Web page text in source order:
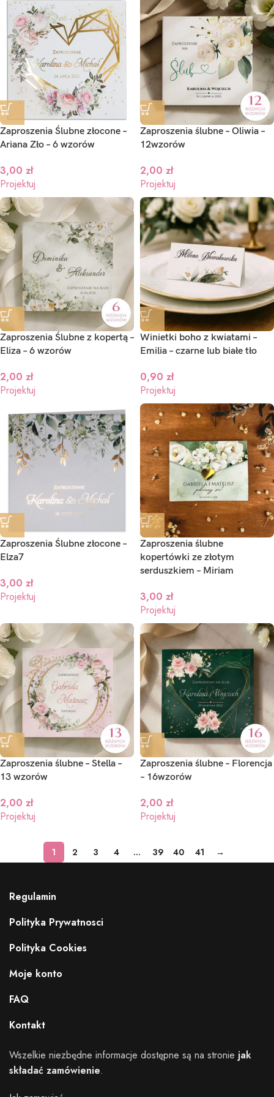
Zaproszenia Ślubne złocone –
Ariana Zło – 6 wzorów
3,00 zł
Projektuj
Zaproszenia ślubne – Oliwia –
12wzorów
2,00 zł
Projektuj
Zaproszenia Ślubne z kopertą –
Eliza – 6 wzorów
2,00 zł
Projektuj
Winietki boho z kwiatami –
Emilia – czarne lub białe tło
0,90 zł
Projektuj
Zaproszenia Ślubne złocone –
Elza7
3,00 zł
Projektuj
Zaproszenia ślubne
kopertówki ze złotym
serduszkiem – Miriam
3,00 zł
Projektuj
Zaproszenia ślubne – Stella –
13 wzorów
2,00 zł
Projektuj
Zaproszenia ślubne – Florencja
– 16wzorów
2,00 zł
Projektuj
1 2 3 4 … 39 40 41 →
Regulamin
Polityka Prywatnosci
Polityka Cookies
Moje konto
FAQ
Kontakt
Wszelkie niezbędne informacje dostępne są na stronie jak
składać zamówienie.